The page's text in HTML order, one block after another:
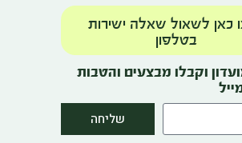
כאן לשאול שאלה ישירות
בטלפון
וקבלו מבצעים והטבות
שליחה